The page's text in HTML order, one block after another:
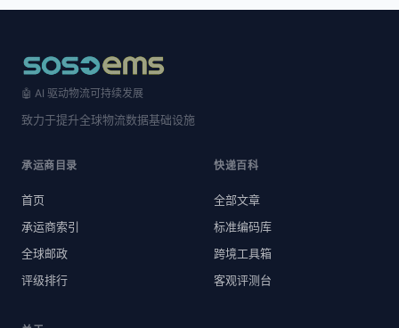
🤖 AI 驱动物流可持续发展
致力于提升全球物流数据基础设施
承运商目录
首页
承运商索引
全球邮政
评级排行
快递百科
全部文章
标准编码库
跨境工具箱
客观评测台